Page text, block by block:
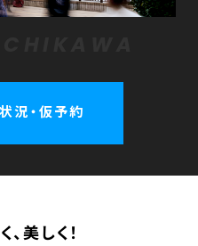
況・仮予約
美しく！